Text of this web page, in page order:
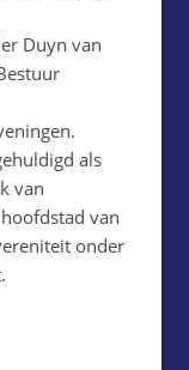
Duyn van
als
van
van
onder